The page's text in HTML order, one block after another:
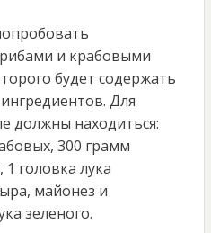
и крабовыми
будет содержать
Для
должны находиться:
300 грамм
головка лука
майонез и
зеленого.